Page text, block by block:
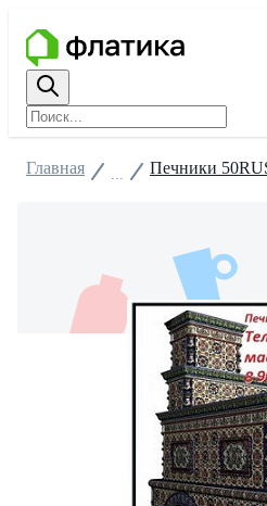
Главная